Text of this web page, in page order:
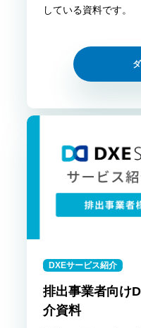
している資料です。
DXEサービス紹介
排出事業者向け
介資料